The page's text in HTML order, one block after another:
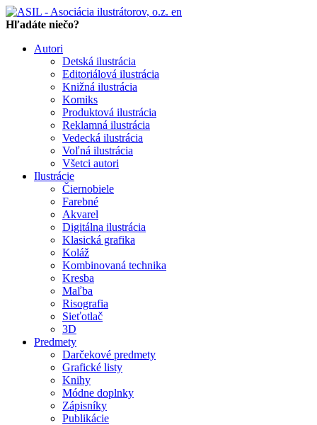
en
Hľadáte niečo?
Autori
Detská ilustrácia
Editoriálová ilustrácia
Knižná ilustrácia
Komiks
Produktová ilustrácia
Reklamná ilustrácia
Vedecká ilustrácia
Voľná ilustrácia
Všetci autori
Ilustrácie
Čiernobiele
Farebné
Akvarel
Digitálna ilustrácia
Klasická grafika
Koláž
Kombinovaná technika
Kresba
Maľba
Risografia
Sieťotlač
3D
Predmety
Darčekové predmety
Grafické listy
Knihy
Módne doplnky
Zápisníky
Publikácie